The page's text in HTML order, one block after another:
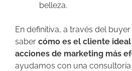
belleza.
En definitiva, a través del
saber cómo es el cliente
acciones de marketing más
ayudamos con una